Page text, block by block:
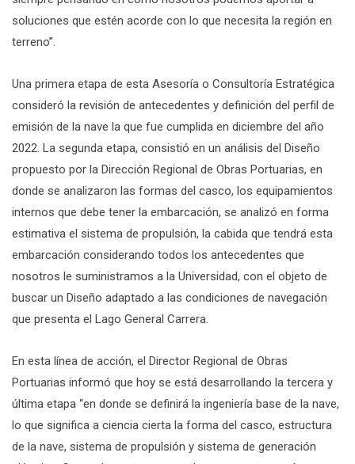
soluciones que estén acorde con lo que necesita la región en
terreno”.
Una primera etapa de esta Asesoría o Consultoría Estratégica
consideró la revisión de antecedentes y definición del perfil de
emisión de la nave la que fue cumplida en diciembre del año
2022. La segunda etapa, consistió en un análisis del Diseño
propuesto por la Dirección Regional de Obras Portuarias, en
donde se analizaron las formas del casco, los equipamientos
internos que debe tener la embarcación, se analizó en forma
estimativa el sistema de propulsión, la cabida que tendrá esta
embarcación considerando todos los antecedentes que
nosotros le suministramos a la Universidad, con el objeto de
buscar un Diseño adaptado a las condiciones de navegación
que presenta el Lago General Carrera.
En esta línea de acción, el Director Regional de Obras
Portuarias informó que hoy se está desarrollando la tercera y
última etapa “en donde se definirá la ingeniería base de la nave,
lo que significa a ciencia cierta la forma del casco, estructura
de la nave, sistema de propulsión y sistema de generación